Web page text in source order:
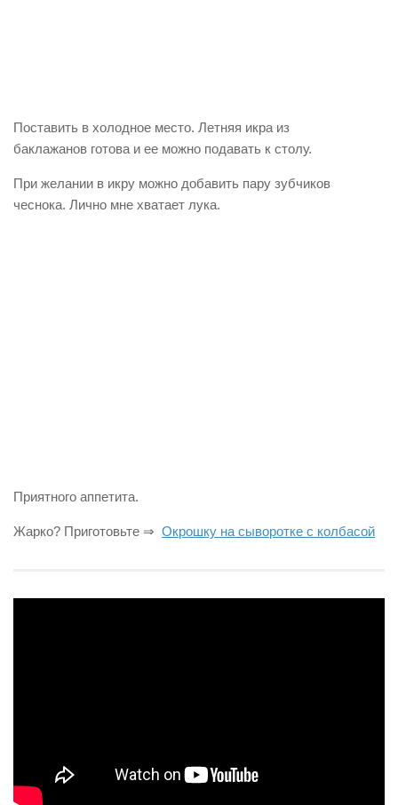
Поставить в холодное место. Летняя икра из
баклажанов готова и ее можно подавать к столу.
При желании в икру можно добавить пару зубчиков
чеснока. Лично мне хватает лука.
Приятного аппетита.
Жарко? Приготовьте ⇒ Окрошку на сыворотке с колбасой